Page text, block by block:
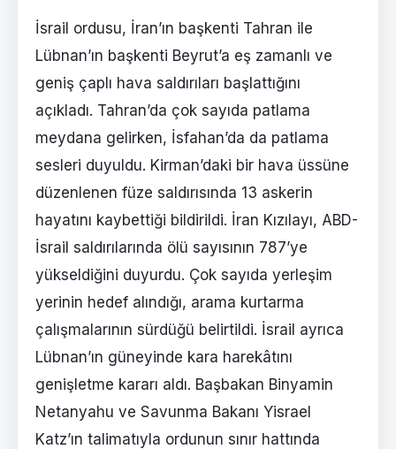
İsrail ordusu, İran’ın başkenti Tahran ile
Lübnan’ın başkenti Beyrut’a eş zamanlı ve
geniş çaplı hava saldırıları başlattığını
açıkladı. Tahran’da çok sayıda patlama
meydana gelirken, İsfahan’da da patlama
sesleri duyuldu. Kirman’daki bir hava üssüne
düzenlenen füze saldırısında 13 askerin
hayatını kaybettiği bildirildi. İran Kızılayı, ABD-
İsrail saldırılarında ölü sayısının 787’ye
yükseldiğini duyurdu. Çok sayıda yerleşim
yerinin hedef alındığı, arama kurtarma
çalışmalarının sürdüğü belirtildi. İsrail ayrıca
Lübnan’ın güneyinde kara harekâtını
genişletme kararı aldı. Başbakan Binyamin
Netanyahu ve Savunma Bakanı Yisrael
Katz’ın talimatıyla ordunun sınır hattında